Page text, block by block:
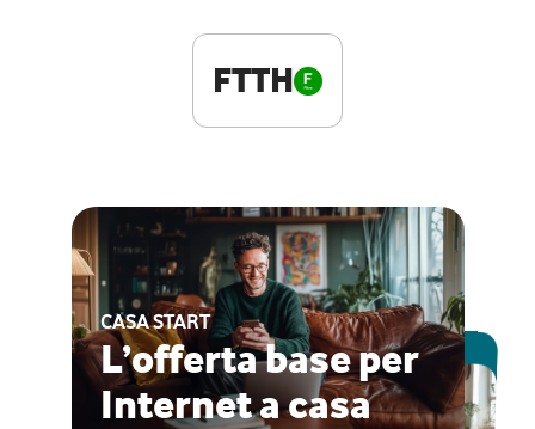
FTTH
CASA START
L’offerta base per
Internet a casa
ESCLUSIVA ONLINE